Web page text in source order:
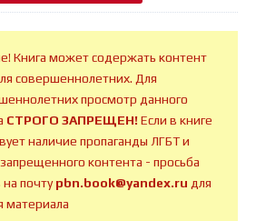
Книга может содержать контент
совершеннолетних. Для
просмотр данного
СТРОГО ЗАПРЕЩЕН!Если в книге
наличие пропаганды ЛГБТ и
контента - просьба
на почтуpbn.book@yandex.ru для
материала